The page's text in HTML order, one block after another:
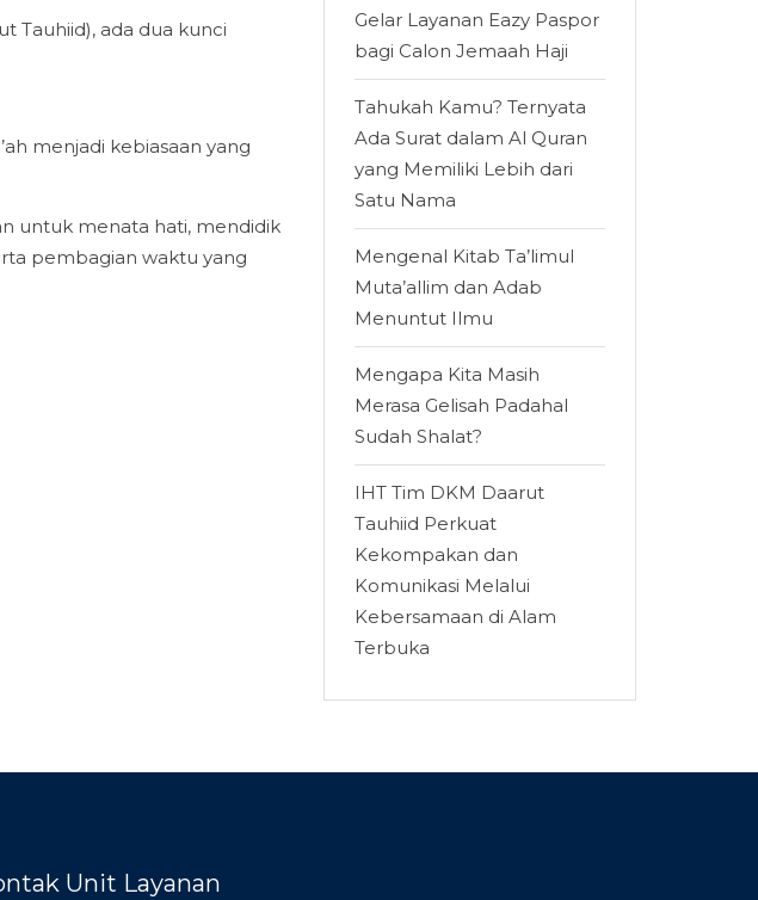
Tauhiid), ada dua kunci
menjadi kebiasaan yang
untuk menata hati, mendidik
pembagian waktu yang
Gelar Layanan Eazy Paspor
bagi Calon Jemaah Haji
Tahukah Kamu? Ternyata
Ada Surat dalam Al Quran
yang Memiliki Lebih dari
Satu Nama
Mengenal Kitab Ta’limul
Muta’allim dan Adab
Menuntut Ilmu
Mengapa Kita Masih
Merasa Gelisah Padahal
Sudah Shalat?
IHT Tim DKM Daarut
Tauhiid Perkuat
Kekompakan dan
Komunikasi Melalui
Kebersamaan di Alam
Terbuka
Unit Layanan